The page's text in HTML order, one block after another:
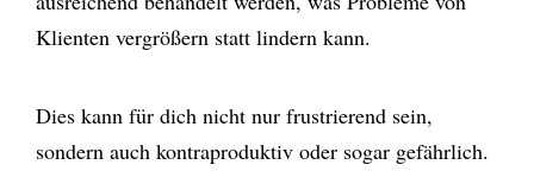
Klienten vergrößern statt lindern kann.
Dies kann für dich nicht nur frustrierend sein,
sondern auch kontraproduktiv oder sogar gefährlich.